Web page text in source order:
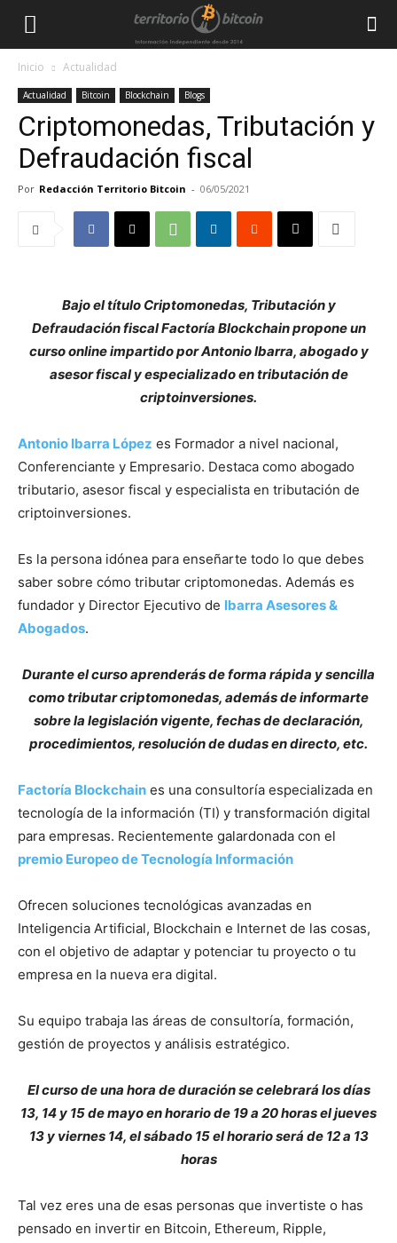
Inicio Actualidad
Actualidad Bitcoin Blockchain Blogs
Criptomonedas, Tributación y
Defraudación fiscal
Por Redacción Territorio Bitcoin - 06/05/2021
Bajo el título Criptomonedas, Tributación y
Defraudación fiscal Factoría Blockchain propone un
curso online impartido por Antonio Ibarra, abogado y
asesor fiscal y especializado en tributación de
criptoinversiones.
Antonio Ibarra López es Formador a nivel nacional,
Conferenciante y Empresario. Destaca como abogado
tributario, asesor fiscal y especialista en tributación de
criptoinversiones.
Es la persona idónea para enseñarte todo lo que debes
saber sobre cómo tributar criptomonedas. Además es
fundador y Director Ejecutivo de Ibarra Asesores &
Abogados.
Durante el curso aprenderás de forma rápida y sencilla
como tributar criptomonedas, además de informarte
sobre la legislación vigente, fechas de declaración,
procedimientos, resolución de dudas en directo, etc.
Factoría Blockchain es una consultoría especializada en
tecnología de la información (TI) y transformación digital
para empresas. Recientemente galardonada con el
premio Europeo de Tecnología Información
Ofrecen soluciones tecnológicas avanzadas en
Inteligencia Artificial, Blockchain e Internet de las cosas,
con el objetivo de adaptar y potenciar tu proyecto o tu
empresa en la nueva era digital.
Su equipo trabaja las áreas de consultoría, formación,
gestión de proyectos y análisis estratégico.
El curso de una hora de duración se celebrará los días
13, 14 y 15 de mayo en horario de 19 a 20 horas el jueves
13 y viernes 14, el sábado 15 el horario será de 12 a 13
horas
Tal vez eres una de esas personas que invertiste o has
pensado en invertir en Bitcoin, Ethereum, Ripple,